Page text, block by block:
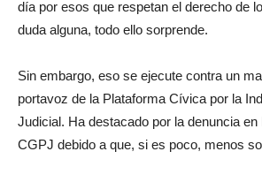
día por esos que respetan el derecho de
duda alguna, todo ello sorprende.
Sin embargo, eso se ejecute contra un
portavoz de la Plataforma Cívica por la
Judicial. Ha destacado por la denuncia en
CGPJ debido a que, si es poco, menos